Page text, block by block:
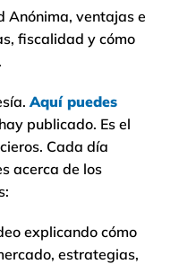
Anónima, ventajas e
fiscalidad y cómo
Aquí puedes
publicado. Es el
Cada día
acerca de los
explicando cómo
estrategias,